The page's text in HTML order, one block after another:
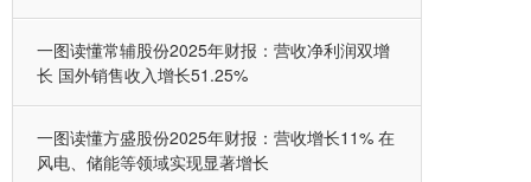
一图读懂常辅股份2025年财报：营收净利润双增
长 国外销售收入增长51.25%
一图读懂方盛股份2025年财报：营收增长11% 在
风电、储能等领域实现显著增长